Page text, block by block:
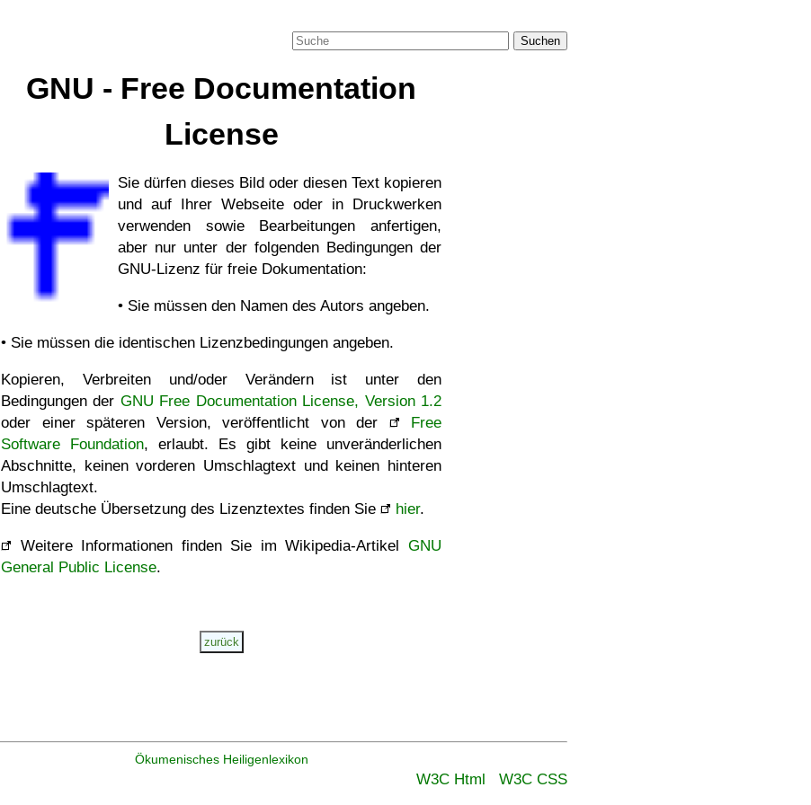
Suchen
GNU - Free Documentation
License
Sie dürfen dieses Bild oder diesen Text kopieren
und auf Ihrer Webseite oder in Druckwerken
verwenden sowie Bearbeitungen anfertigen,
aber nur unter der folgenden Bedingungen der
GNU-Lizenz für freie Dokumentation:
• Sie müssen den Namen des Autors angeben.
• Sie müssen die identischen Lizenzbedingungen angeben.
Kopieren, Verbreiten und/oder Verändern ist unter den
Bedingungen der GNU Free Documentation License, Version 1.2
oder einer späteren Version, veröffentlicht von der
Free
Software Foundation, erlaubt. Es gibt keine unveränderlichen
Abschnitte, keinen vorderen Umschlagtext und keinen hinteren
Umschlagtext.
Eine deutsche Übersetzung des Lizenztextes finden Sie
hier.
Weitere Informationen finden Sie im Wikipedia-Artikel GNU
General Public License.
Ökumenisches Heiligenlexikon
W3C Html W3C CSS